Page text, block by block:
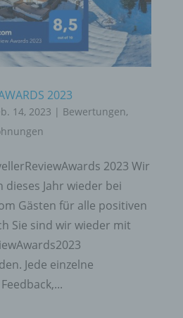
2023
14, 2023 | Bewertungen,
2023 Wir
dieses Jahr wieder bei
Gästen für alle positiven
Sie sind wir wieder mit
Jede einzelne